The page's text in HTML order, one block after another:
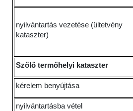
nyilvántartás vezetése (ültetvény
kataszter)
Szőlő termőhelyi kataszter
kérelem benyújtása
nyilvántartásba vétel